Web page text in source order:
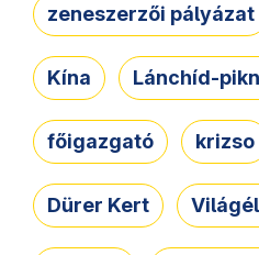
zeneszerzői pályázat
Kína Lánchíd-
főigazgató krizso
Dürer Kert